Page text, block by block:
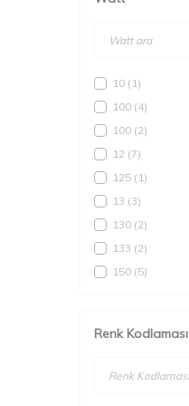
10 (1)
100 (4)
100 (2)
12 (7)
125 (1)
13 (3)
130 (2)
133 (2)
150 (5)
166(2)
Renk Kodlaması